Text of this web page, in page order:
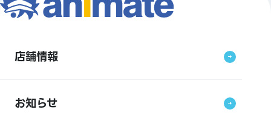
店舗情報
お知らせ